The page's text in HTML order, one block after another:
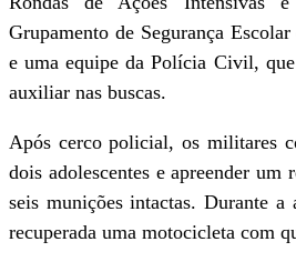
Grupamento de Segurança
e uma equipe da Polícia Civil,
auxiliar nas buscas.
Após cerco policial, os militares
dois adolescentes e apreender
seis munições intactas. Durante a
recuperada uma motocicleta com